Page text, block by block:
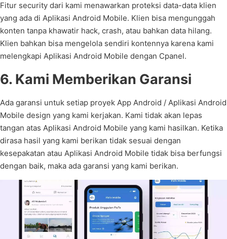
Fitur security dari kami menawarkan proteksi data-data klien
yang ada di Aplikasi Android Mobile. Klien bisa mengunggah
konten tanpa khawatir hack, crash, atau bahkan data hilang.
Klien bahkan bisa mengelola sendiri kontennya karena kami
melengkapi Aplikasi Android Mobile dengan Cpanel.
6. Kami Memberikan Garansi
Ada garansi untuk setiap proyek App Android / Aplikasi Android
Mobile design yang kami kerjakan. Kami tidak akan lepas
tangan atas Aplikasi Android Mobile yang kami hasilkan. Ketika
dirasa hasil yang kami berikan tidak sesuai dengan
kesepakatan atau Aplikasi Android Mobile tidak bisa berfungsi
dengan baik, maka ada garansi yang kami berikan.